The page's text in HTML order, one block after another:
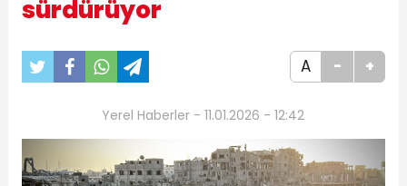
sürdürüyor
A - +
Yerel Haberler - 11.01.2026 - 12:42